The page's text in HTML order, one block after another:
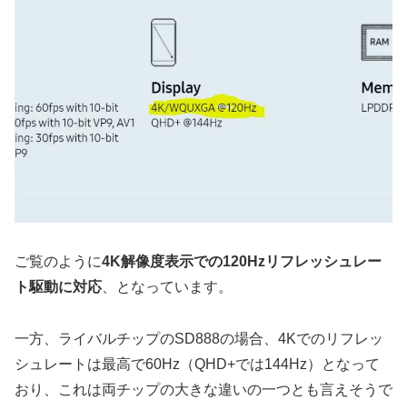
ご覧のように4K解像度表示での120Hzリフレッシュレー
ト駆動に対応 、となっています。
一方、ライバルチップのSD888の場合、4Kでのリフレッ
シュレートは最高で60Hz（QHD+では144Hz）となって
おり、これは両チップの大きな違いの一つとも言えそうで